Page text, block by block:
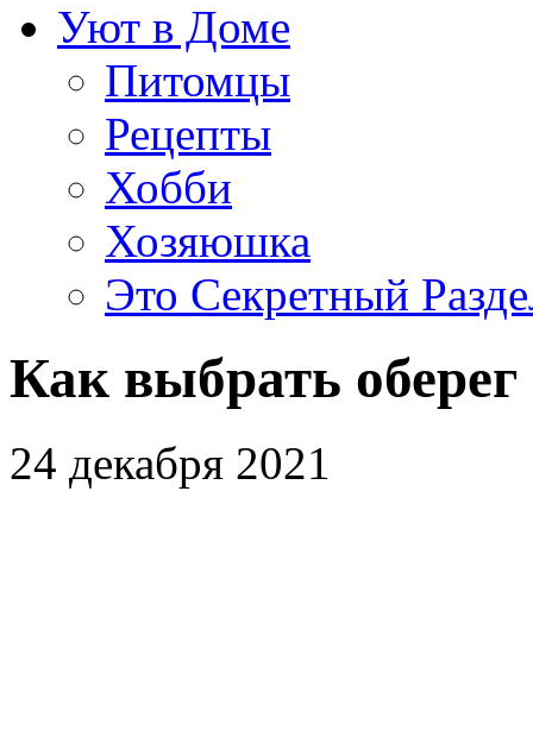
Уют в Доме
Питомцы
Рецепты
Хобби
Хозяюшка
Это Секретный
Как выбрать
24 декабря 2021